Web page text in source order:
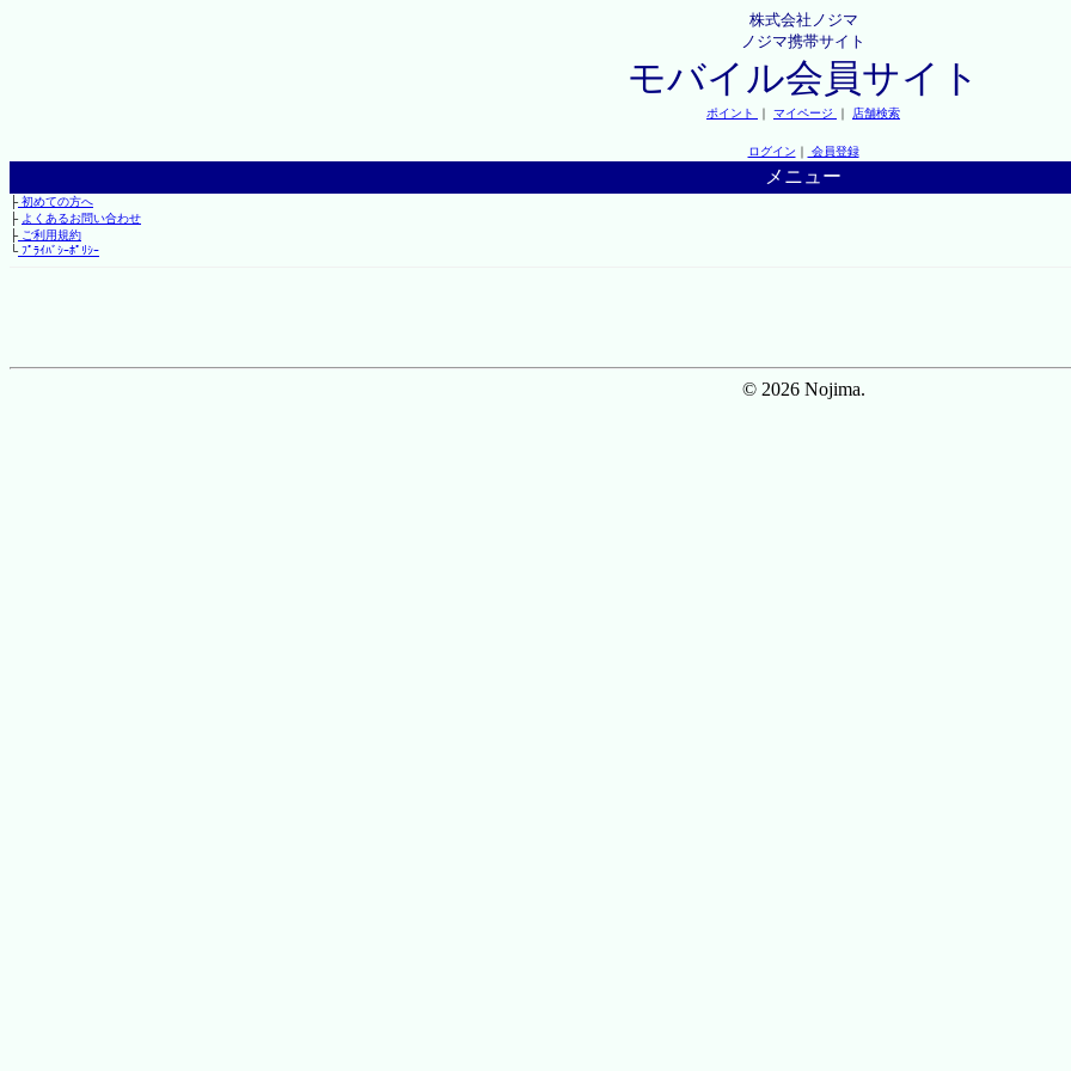
株式会社ノジマ
ノジマ携帯サイト
モバイル会員サイト
ポイント ｜ マイページ ｜ 店舗検索
ログイン ｜ 会員登録
メニュー
├初めての方へ
├ よくあるお問い合わせ
├ご利用規約
└ﾌﾟﾗｲﾊﾞｼｰﾎﾟﾘｼｰ
© 2026 Nojima.